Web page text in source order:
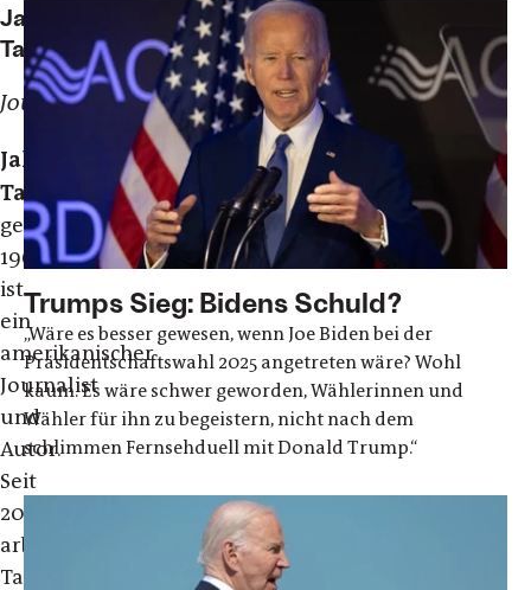
Jake
Tapper
Journalist
Jake
Tapper,
geboren
1969,
ist
ein
amerikanischer
Journalist
und
Autor.
Seit
2023
arbeitet
Tapper
Trumps Sieg: Bidens Schuld?
„Wäre es besser gewesen, wenn Joe Biden bei der
Präsidentschaftswahl 2025 angetreten wäre? Wohl
kaum. Es wäre schwer geworden, Wählerinnen und
Wähler für ihn zu begeistern, nicht nach dem
schlimmen Fernsehduell mit Donald Trump.“